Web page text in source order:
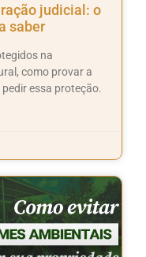
judicial: o
saber
na
como provar a
essa proteção.